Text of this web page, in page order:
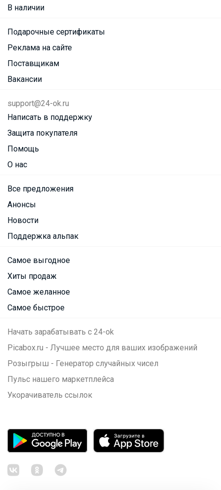
В наличии
Подарочные сертификаты
Реклама на сайте
Поставщикам
Вакансии
support@24-ok.ru
Написать в поддержку
Защита покупателя
Помощь
О нас
Все предложения
Анонсы
Новости
Поддержка альпак
Самое выгодное
Хиты продаж
Самое желанное
Самое быстрое
Начать зарабатывать с 24-ok
Picabox.ru - Лучшее место для ваших изображений
Розыгрыш - Генератор случайных чисел
Пульс нашего маркетплейса
Укорачиватель ссылок